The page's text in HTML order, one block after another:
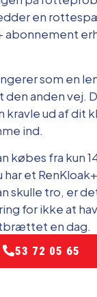
en
abonnement
som en
den anden vej.
kravle ud af dit
ind.
købes fra kun
har et
skulle tro, er
for ikke at
en dag.
53 72 05 65